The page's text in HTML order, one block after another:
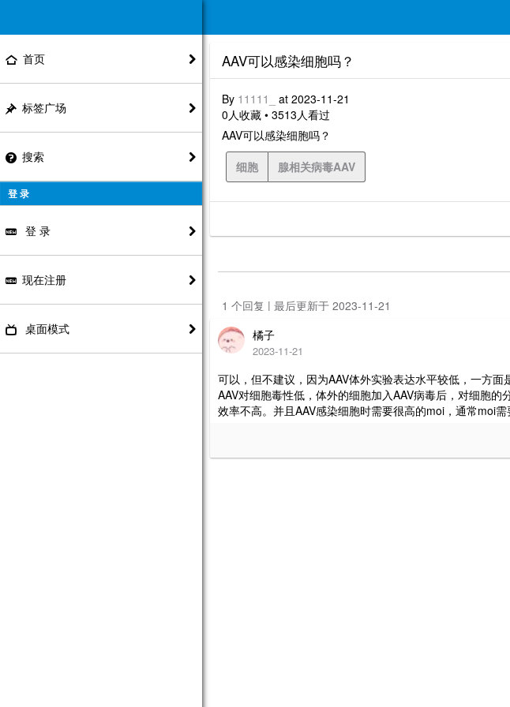
AAV可以感染细胞吗？
By 11111_
at 2023-11-21
0人收藏 • 3513人看过
AAV可以感染细胞吗？
细胞
腺相关病毒AAV
1 个回复 | 最后更新于 2023-11-21
橘子
2023-11-21
可以，但不建议，因为AAV体外实验表达水平较低，一方
AAV对细胞毒性低，体外的细胞加入AAV病毒后，对细胞
效率不高。并且AAV感染细胞时需要很高的moi，通常moi
首页
标签广场
搜索
登 录
登 录
现在注册
桌面模式